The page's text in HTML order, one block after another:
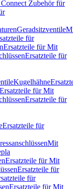
Zubehör für
Geradsitzventile
für
Ersatzteile für Mit
Ersatzteile für
Kugelhähne
Ersatzteile für Mit
Ersatzteile für
Ersatzteile für
Mit
Ersatzteile für Mit
Ersatzteile für
für
Ersatzteile für Mit